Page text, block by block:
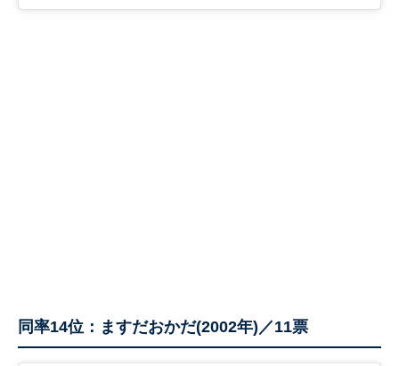
同率14位：ますだおかだ(2002年)／11票